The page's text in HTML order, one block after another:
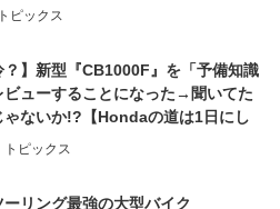
トピックス
？】新型『CB1000F』を「予備知識
ビューすることになった→聞いてた
ゃないか!?【Hondaの道は1日にし
CB1000F ①第一印象 編】
トピックス
リング最強の大型バイク